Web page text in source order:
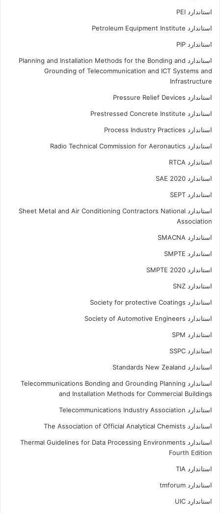
استاندارد PEI
استاندارد Petroleum Equipment Institute
استاندارد PIP
استاندارد Planning and Installation Methods for the Bonding and
Grounding of Telecommunication and ICT Systems and
Infrastructure
استاندارد Pressure Relief Devices
استاندارد Prestressed Concrete Institute
استاندارد Process Industry Practices
استاندارد Radio Technical Commission for Aeronautics
استاندارد RTCA
استاندارد SAE 2020
استاندارد SEPT
استاندارد Sheet Metal and Air Conditioning Contractors National
Association
استاندارد SMACNA
استاندارد SMPTE
استاندارد SMPTE 2020
استاندارد SNZ
استاندارد Society for protective Coatings
استاندارد Society of Automotive Engineers
استاندارد SPM
استاندارد SSPC
استاندارد Standards New Zealand
استاندارد Telecommunications Bonding and Grounding Planning
and Installation Methods for Commercial Buildings
استاندارد Telecommunications Industry Association
استاندارد The Association of Official Analytical Chemists
استاندارد Thermal Guidelines for Data Processing Environments
Fourth Edition
استاندارد TIA
استاندارد tmforum
استاندارد UIC